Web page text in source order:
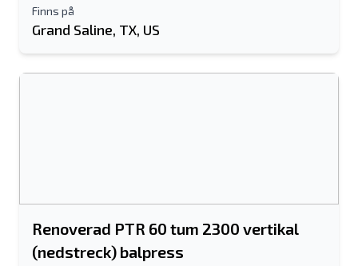
Finns på
Grand Saline, TX, US
Renoverad PTR 60 tum 2300 vertikal
(nedstreck) balpress